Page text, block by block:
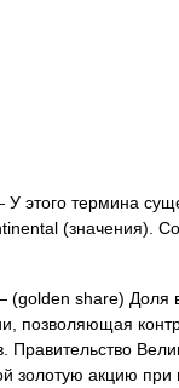
этого термина
(значения).
(golden share) Доля
позволяющая
Правительство
золотую акцию при